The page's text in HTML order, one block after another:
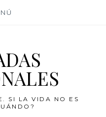
SI LA VIDA NO ES